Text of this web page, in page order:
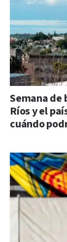
Semana de
Ríos y el
cuándo